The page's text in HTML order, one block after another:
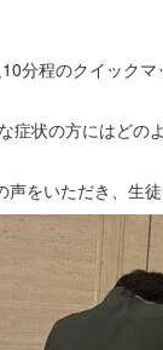
分程のクイック
状の方にはど
をいただき、生